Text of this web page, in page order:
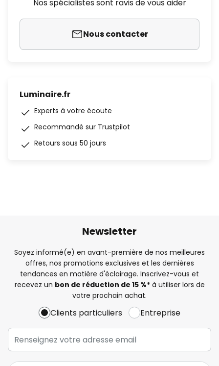
Nos spécialistes sont ravis de vous aider
Nous contacter
Luminaire.fr
Experts à votre écoute
Recommandé sur Trustpilot
Retours sous 50 jours
Newsletter
Soyez informé(e) en avant-première de nos meilleures
offres, nos promotions exclusives et les dernières
tendances en matière d'éclairage. Inscrivez-vous et
recevez un bon de réduction de 15 %*à utiliser lors de
votre prochain achat.
Clients particuliers Entreprise